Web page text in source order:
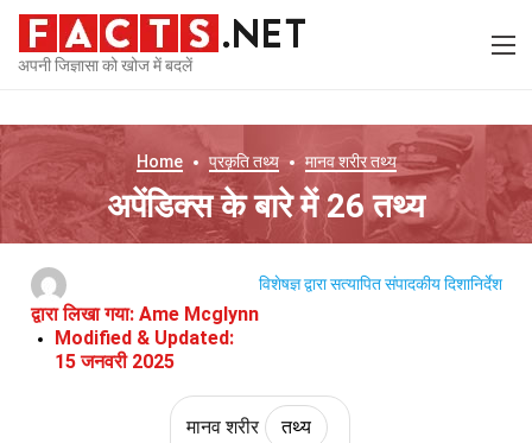
अपनी जिज्ञासा को खोज में बदलें
Home प्रकृतितथ्य मानव शरीरतथ्य
अपेंडिक्स के बारे में 26 तथ्य
द्वारा लिखा गया: Ame Mcglynn
Modified & Updated:
15 जनवरी 2025
विशेषज्ञ द्वारा सत्यापित संपादकीय दिशानिर्देश
मानव शरीर तथ्य